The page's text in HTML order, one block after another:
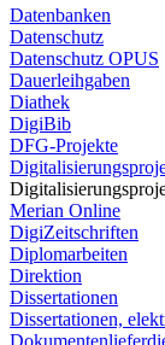
Datenbanken
Datenschutz
Datenschutz OPUS
Dauerleihgaben
Diathek
DigiBib
DFG-Projekte
Merian Online
DigiZeitschriften
Diplomarbeiten
Direktion
Dissertationen
Dissertationen,